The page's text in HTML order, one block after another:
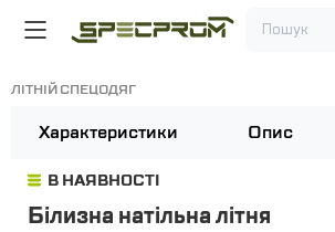
ЛІТНІЙ СПЕЦОДЯГ
Характеристики Опис
В НАЯВНОСТІ
Білизна натільна літня